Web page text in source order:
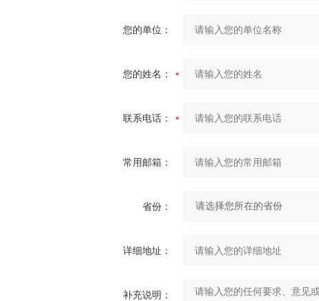
您的单位：
您的姓名：
联系电话：
常用邮箱：
省份：
详细地址：
补充说明：